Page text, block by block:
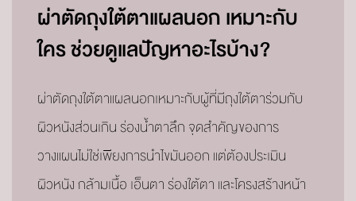
ผ่าตัดถุงใต้ตาแผลนอก เหมาะกับ
ใคร ช่วยดูแลปัญหาอะไรบ้าง?
ผ่าตัดถุงใต้ตาแผลนอกเหมาะกับผู้ที่มีถุงใต้ตาร่วมกับ
ผิวหนังส่วนเกิน ร่องน้ำตาลึก จุดสำคัญของการ
วางแผนไม่ใช่เพียงการนำไขมันออก แต่ต้องประเมิน
ผิวหนัง กล้ามเนื้อ เอ็นตา ร่องใต้ตา และโครงสร้างหน้า